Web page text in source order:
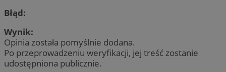
Błąd:
Wynik:
Opinia została pomyślnie dodana.
Po przeprowadzeniu weryfikacji, jej treść zostanie
udostępniona publicznie.